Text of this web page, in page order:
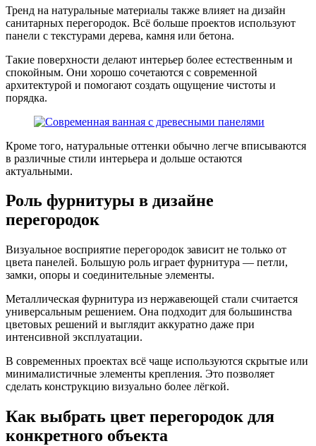
Тренд на натуральные материалы также влияет на дизайн
санитарных перегородок. Всё больше проектов используют
панели с текстурами дерева, камня или бетона.
Такие поверхности делают интерьер более естественным и
спокойным. Они хорошо сочетаются с современной
архитектурой и помогают создать ощущение чистоты и
порядка.
Кроме того, натуральные оттенки обычно легче вписываются
в различные стили интерьера и дольше остаются
актуальными.
Роль фурнитуры в дизайне
перегородок
Визуальное восприятие перегородок зависит не только от
цвета панелей. Большую роль играет фурнитура — петли,
замки, опоры и соединительные элементы.
Металлическая фурнитура из нержавеющей стали считается
универсальным решением. Она подходит для большинства
цветовых решений и выглядит аккуратно даже при
интенсивной эксплуатации.
В современных проектах всё чаще используются скрытые или
минималистичные элементы крепления. Это позволяет
сделать конструкцию визуально более лёгкой.
Как выбрать цвет перегородок для
конкретного объекта